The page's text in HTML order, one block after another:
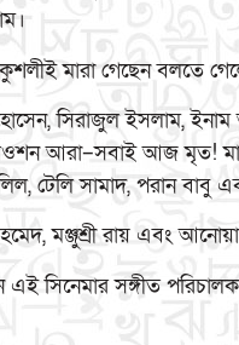
কুশলীই মারা গেছেন বলতে
সিরাজুল ইসলাম,
রওশন আরা–সবাই আজ মৃত!
টেলি সামাদ, পরান বাবু
মঞ্জুশ্রী রায় এবং
এই সিনেমার সঙ্গীত